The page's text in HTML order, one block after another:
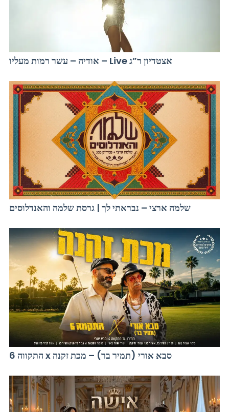
אודיה – עשר רמות מעליו – Live אצטדיון ר”ג
שלמה ארצי – נבראתי לך | גרסת שלמה והאנדלוסים
התקווה 6 x סבא אורי (תמיר בר) – מכת זקנה